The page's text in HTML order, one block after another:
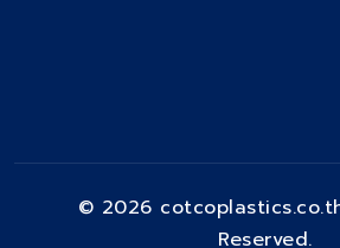
© 2026
Reserved.